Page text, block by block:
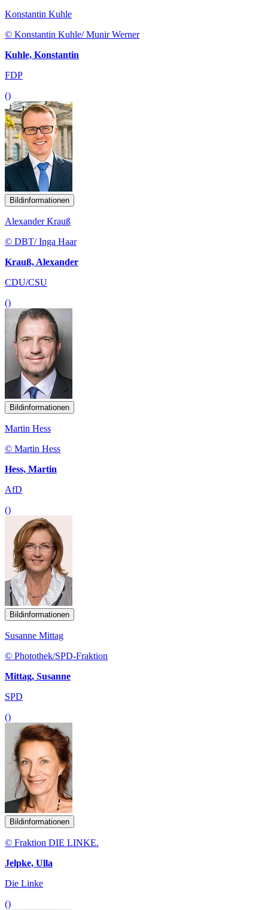
Konstantin Kuhle
© Konstantin Kuhle/ Munir Werner
Kuhle, Konstantin
FDP
()
Bildinformationen
Alexander Krauß
© DBT/ Inga Haar
Krauß, Alexander
CDU/CSU
()
Bildinformationen
Martin Hess
© Martin Hess
Hess, Martin
AfD
()
Bildinformationen
Susanne Mittag
© Photothek/SPD-Fraktion
Mittag, Susanne
SPD
()
Bildinformationen
© Fraktion DIE LINKE.
Jelpke, Ulla
Die Linke
()